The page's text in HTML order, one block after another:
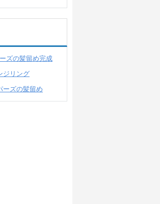
ズの髪留め完成
ジリング
ーズの髪留め